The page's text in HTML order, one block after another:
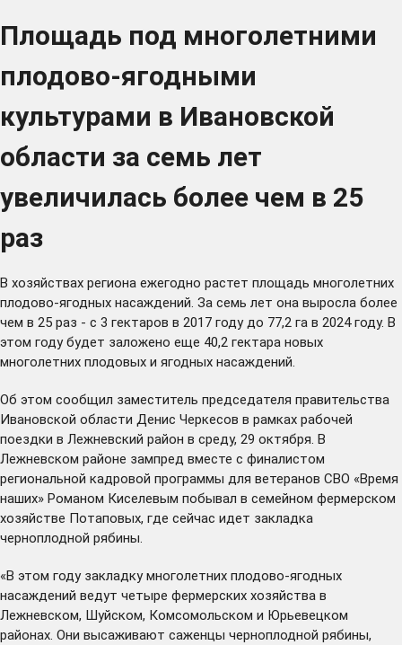
Площадь под многолетними
плодово-ягодными
культурами в Ивановской
области за семь лет
увеличилась более чем в 25
раз
В хозяйствах региона ежегодно растет площадь многолетних
плодово-ягодных насаждений. За семь лет она выросла более
чем в 25 раз - с 3 гектаров в 2017 году до 77,2 га в 2024 году. В
этом году будет заложено еще 40,2 гектара новых
многолетних плодовых и ягодных насаждений.
Об этом сообщил заместитель председателя правительства
Ивановской области Денис Черкесов в рамках рабочей
поездки в Лежневский район в среду, 29 октября. В
Лежневском районе зампред вместе с финалистом
региональной кадровой программы для ветеранов СВО «Время
наших» Романом Киселевым побывал в семейном фермерском
хозяйстве Потаповых, где сейчас идет закладка
черноплодной рябины.
«В этом году закладку многолетних плодово-ягодных
насаждений ведут четыре фермерских хозяйства в
Лежневском, Шуйском, Комсомольском и Юрьевецком
районах. Они высаживают саженцы черноплодной рябины,